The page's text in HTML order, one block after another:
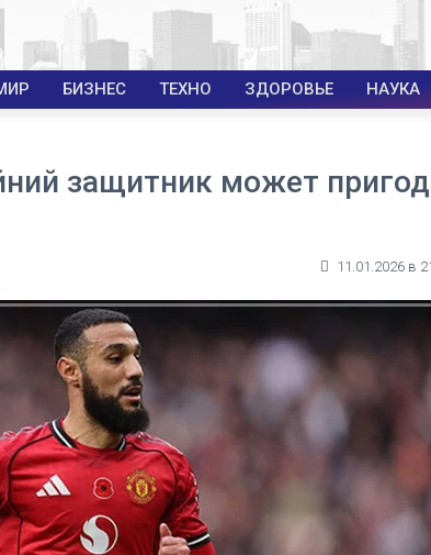
БИЗНЕС ТЕХНО ЗДОРОВЬЕ НАУКА
защитник может
11.01.2026 в